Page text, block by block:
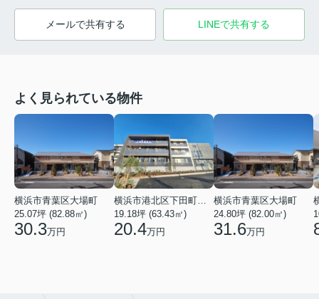
メールで共有する LINEで共有する
よく見られている物件
横浜市青葉区大場町
25.07坪 (82.88㎡)
30.3万円
19.18坪 (63.43㎡)
20.4万円
横浜市青葉区大場町
24.80坪 (82.00㎡)
31.6万円